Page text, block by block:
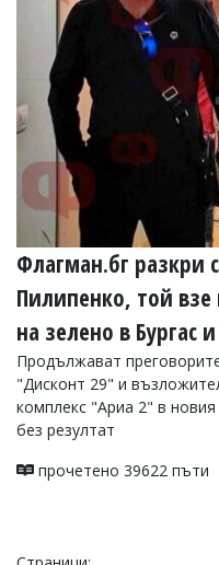
УКРАЙНА
РАЗСЛЕДВАНЕ
БИЗНЕС
ЮГ
Управители:
Веселин
Василев,
email:
v.vasilev@flagman.bg
Катя
еmail:k.kassabova@flagman.bg
Главен
редактор:
Иван
Колев,
office@flagman.bg
статиите
Флагман.бг разкри
Пилипенко, той взе
на зелено в Бургас
Продължават
"Дисконт 29" и
комплекс "Ариа 2" в новия
без резултат
прочетено 39622 пъти